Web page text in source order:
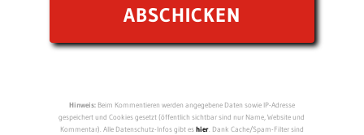
Hinweis:Beim Kommentieren werden angegebene Daten sowie IP-Adresse
gespeichert und Cookies gesetzt (öffentlich sichtbar sind nur Name, Website und
Kommentar). Alle Datenschutz-Infos gibt eshier. Dank Cache/Spam-Filter sind